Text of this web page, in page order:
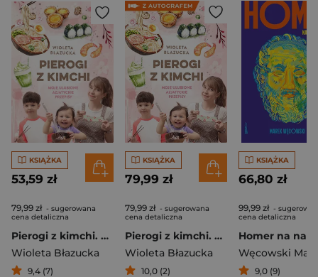
KSIĄŻKA
53,59 zł
79,99 zł - sugerowana
cena detaliczna
Pierogi z kimchi. Moje ulubione azjatyckie przepisy
Wioleta Błazucka
9,4 (7)
KSIĄŻKA
79,99 zł
79,99 zł - sugerowana
cena detaliczna
Pierogi z kimchi. Moje ulubione azjatyckie przepisy - książka z autografem
Wioleta Błazucka
10,0 (2)
KSIĄŻKA
66,80 zł
99,99 zł -
cena detaliczna
Węcowski
9,0 (9)